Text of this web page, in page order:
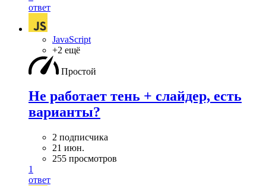
ответ
JavaScript
+2 ещё
Простой
Не работает тень + слайдер, есть
варианты?
2 подписчика
21 июн.
255 просмотров
1
ответ